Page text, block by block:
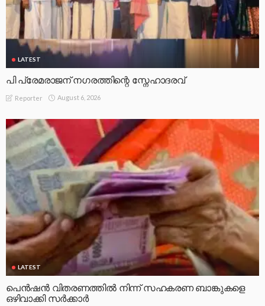
LATEST
പി പ്രേമരാജന് നഗരത്തിന്റെ സ്നേഹാദരവ്
Reporter August 6, 2026
LATEST
പെൻഷൻ വിതരണത്തിൽ നിന്ന് സഹകരണ ബാങ്കുകളെ
ഒഴിവാക്കി സർക്കാർ